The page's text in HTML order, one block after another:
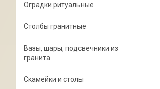
Оградки ритуальные
Столбы гранитные
Вазы, шары, подсвечники из
гранита
Скамейки и столы